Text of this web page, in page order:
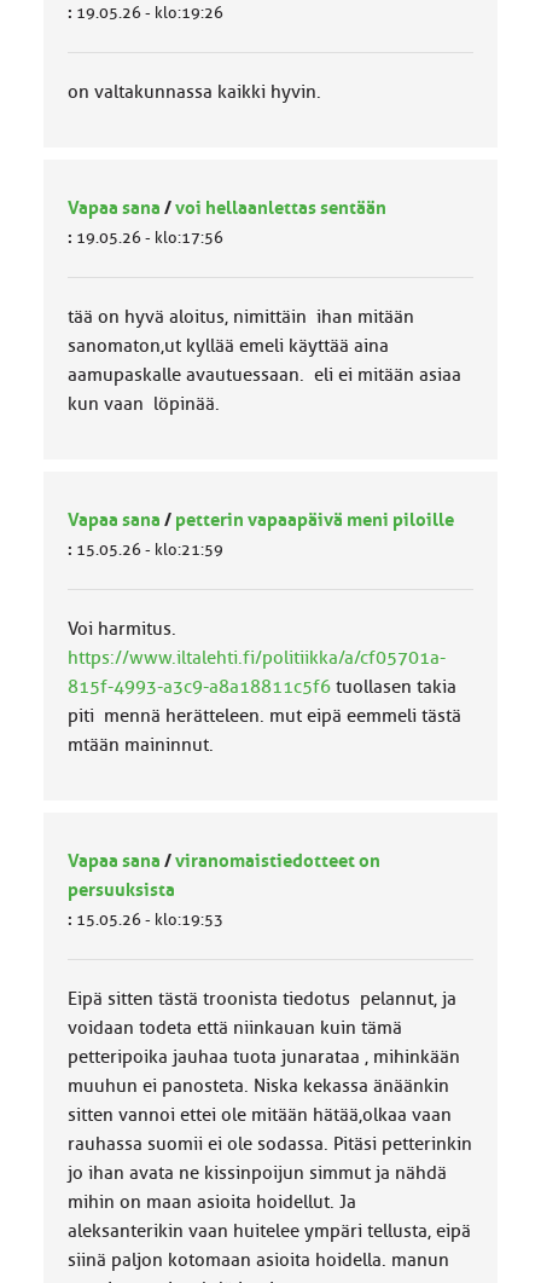
: 19.05.26 - klo:19:26
on valtakunnassa kaikki hyvin.
Vapaa sana /voi hellaanlettas sentään
: 19.05.26 - klo:17:56
tää on hyvä aloitus, nimittäin ihan mitään
sanomaton,ut kyllää emeli käyttää aina
aamupaskalle avautuessaan. eli ei mitään asiaa
kun vaan löpinää.
Vapaa sana / petterin vapaapäivä meni piloille
: 15.05.26 - klo:21:59
Voi harmitus.
https://www.iltalehti.fi/politiikka/a/cf05701a-
815f-4993-a3c9-a8a18811c5f6tuollasen takia
piti mennä herätteleen. mut eipä eemmeli tästä
mtään maininnut.
Vapaa sana /viranomaistiedotteet on
persuuksista
: 15.05.26 - klo:19:53
Eipä sitten tästä troonista tiedotus pelannut, ja
voidaan todeta että niinkauan kuin tämä
petteripoika jauhaa tuota junarataa , mihinkään
muuhun ei panosteta. Niska kekassa änäänkin
sitten vannoi ettei ole mitään hätää,olkaa vaan
rauhassa suomii ei ole sodassa. Pitäsi petterinkin
jo ihan avata ne kissinpoijun simmut ja nähdä
mihin on maan asioita hoidellut. Ja
aleksanterikin vaan huitelee ympäri tellusta, eipä
siinä paljon kotomaan asioita hoidella. manun